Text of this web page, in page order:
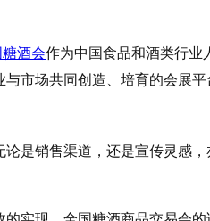
酒会作为中国食品和酒类行业
与市场共同创造、培育的会展
是销售渠道，还是宣传灵感